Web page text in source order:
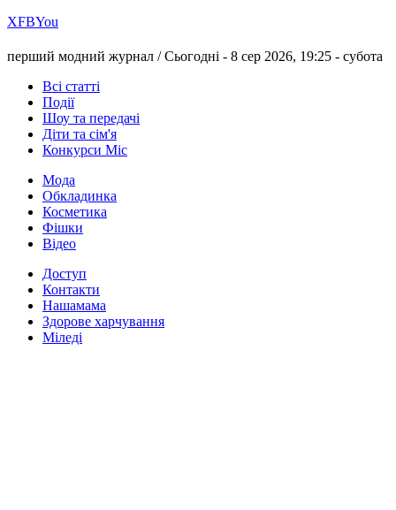
ХFBYou
перший модний журнал /Сьогодні - 8 сер 2026, 19:25 - субота
Всі статті
Події
Шоу та передачі
Діти та сім'я
Конкурси Міс
Мода
Обкладинка
Косметика
Фішки
Відео
Доступ
Контакти
Нашамама
Здорове харчування
Міледі